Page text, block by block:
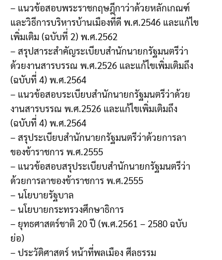
– แนวข้อสอบพระราชกฤษฎีกาว่าด้วยหลักเกณฑ์
และวิธีการบริหารบ้านเมืองที่ดี พ.ศ.2546 และแก้ไข
เพิ่มเติม (ฉบับที่ 2) พ.ศ.2562
– สรุปสาระสำคัญระเบียบสำนักนายกรัฐมนตรีว่า
ด้วยงานสารบรรณ พ.ศ.2526 และแก้ไขเพิ่มเติมถึง
(ฉบับที่ 4) พ.ศ.2564
– แนวข้อสอบระเบียบสำนักนายกรัฐมนตรีว่าด้วย
งานสารบรรณ พ.ศ.2526 และแก้ไขเพิ่มเติมถึง
(ฉบับที่ 4) พ.ศ.2564
– สรุประเบียบสำนักนายกรัฐมนตรีว่าด้วยการลา
ของข้าราชการ พ.ศ.2555
– แนวข้อสอบสรุประเบียบสำนักนายกรัฐมนตรีว่า
ด้วยการลาของข้าราชการ พ.ศ.2555
– นโยบายรัฐบาล
– นโยบายกระทรวงศึกษาธิการ
– ยุทธศาสตร์ชาติ 20 ปี (พ.ศ.2561 – 2580 ฉบับ
ย่อ)
– ประวัติศาสตร์ หน้าที่พลเมือง ศีลธรรม